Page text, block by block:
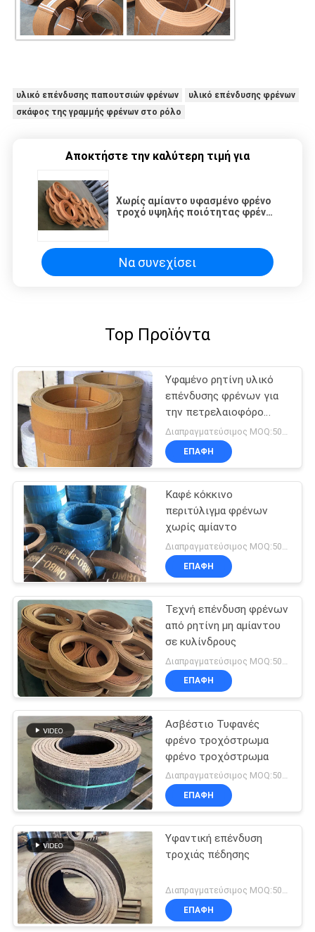
υλικό επένδυσης παπουτσιών φρένων
υλικό επένδυσης φρένων
σκάφος της γραμμής φρένων στο ρόλο
Αποκτήστε την καλύτερη τιμή για
Χωρίς αμίαντο υφασμένο φρένο
τροχό υψηλής ποιότητας φρένο
Να συνεχίσει
Top Προϊόντα
Υφαμένο ρητίνη υλικό
επένδυσης φρένων για
την πετρελαιοφόρο
περιοχή τρακτέρ
ανελκυστήρων γερανών
θαλασσίων βαρούλκων
ΕΠΑΦΉ
Καφέ κόκκινο
περιτύλιγμα φρένων
χωρίς αμίαντο
ΕΠΑΦΉ
Τεχνή επένδυση φρένων
από ρητίνη μη αμίαντου
σε κυλίνδρους
ΕΠΑΦΉ
Ασβέστιο Τυφανές
φρένο τροχόστρωμα
φρένο τροχόστρωμα
Διαπραγματεύσιμος MOQ:500 χιλιοστά
ΕΠΑΦΉ
Υφαντική επένδυση
τροχιάς πέδησης
Διαπραγματεύσιμος MOQ:500 χιλιοστά
ΕΠΑΦΉ